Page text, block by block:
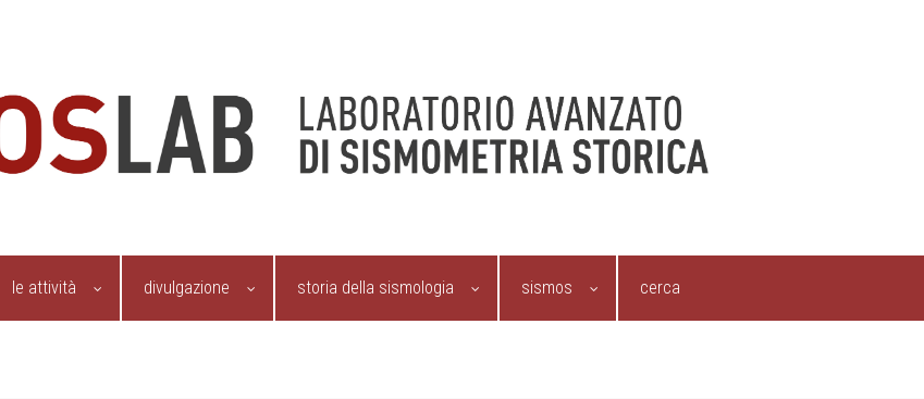
le attività divulgazione storia della sismologia sismos cerca